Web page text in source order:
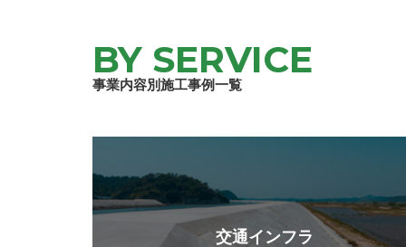
BY SERVICE
事業内容別施工事例一覧
交通インフラ